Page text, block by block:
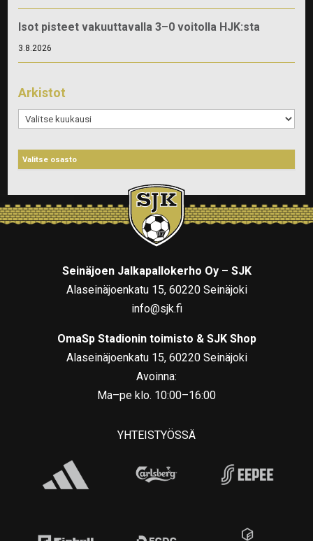
Isot pisteet vakuuttavalla 3–0 voitolla HJK:sta
3.8.2026
Arkistot
Arkistot
Seinäjoen Jalkapallokerho Oy – SJK
Alaseinäjoenkatu 15, 60220 Seinäjoki
info@sjk.fi
OmaSp Stadionin toimisto & SJK Shop
Alaseinäjoenkatu 15, 60220 Seinäjoki
Avoinna:
Ma–pe klo. 10:00–16:00
YHTEISTYÖSSÄ